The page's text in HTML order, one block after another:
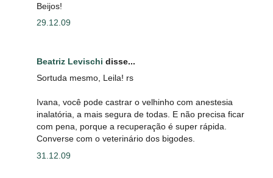
Beijos!
29.12.09
Beatriz Levischi disse...
Sortuda mesmo, Leila! rs
Ivana, você pode castrar o velhinho com anestesia
inalatória, a mais segura de todas. E não precisa ficar
com pena, porque a recuperação é super rápida.
Converse com o veterinário dos bigodes.
31.12.09